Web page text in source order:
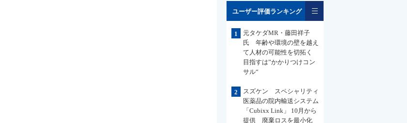
ユーザー評価ランキング
1
元タケダMR・藤田祥子
氏 年齢や環境の壁を越え
て人材の可能性を切拓く
目指すは”かかりつけコン
サル“
2
スズケン スペシャリティ
医薬品の院内輸送システム
「Cubixx Link」 10月から
提供 廃棄ロスを最小化